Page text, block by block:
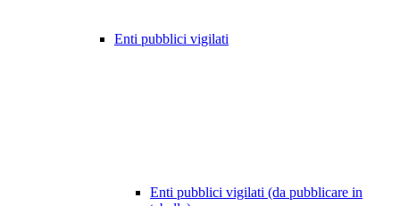
Enti pubblici vigilati
Enti pubblici vigilati (da pubblicare in